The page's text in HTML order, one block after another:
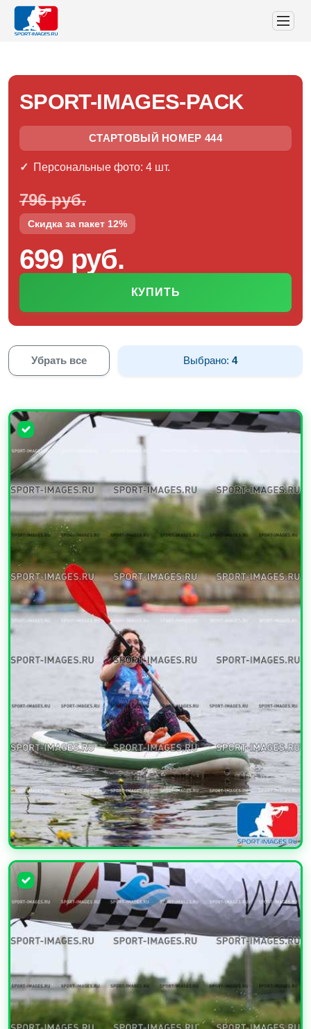
SPORT-IMAGES-PACK
СТАРТОВЫЙ НОМЕР 444
Персональные фото: 4 шт.
796 руб.
Скидка за пакет 12%
699 руб.
КУПИТЬ
Убрать все Выбрано:4
УВЕЛИЧИТЬ